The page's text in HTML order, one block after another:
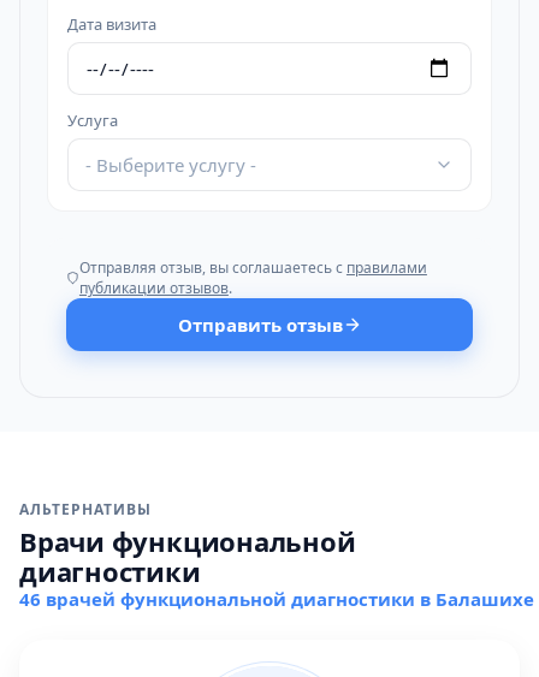
Дата визита
Услуга
- Выберите услугу -
Отправляя отзыв, вы соглашаетесь с правилами
публикации отзывов.
Отправить отзыв
АЛЬТЕРНАТИВЫ
Врачи функциональной
диагностики
46 врачей функциональной диагностики в Балашихе